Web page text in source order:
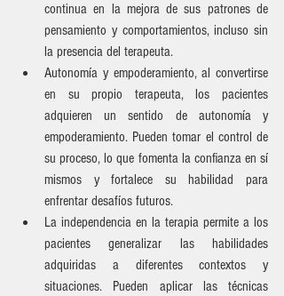
continua en la mejora de sus patrones de
pensamiento y comportamientos, incluso sin
la presencia del terapeuta.
Autonomía y empoderamiento, al convertirse
en su propio terapeuta, los pacientes
adquieren un sentido de autonomía y
empoderamiento. Pueden tomar el control de
su proceso, lo que fomenta la confianza en sí
mismos y fortalece su habilidad para
enfrentar desafíos futuros.
La independencia en la terapia permite a los
pacientes generalizar las habilidades
adquiridas a diferentes contextos y
situaciones. Pueden aplicar las técnicas